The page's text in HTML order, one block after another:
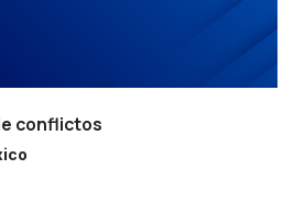
conflictos